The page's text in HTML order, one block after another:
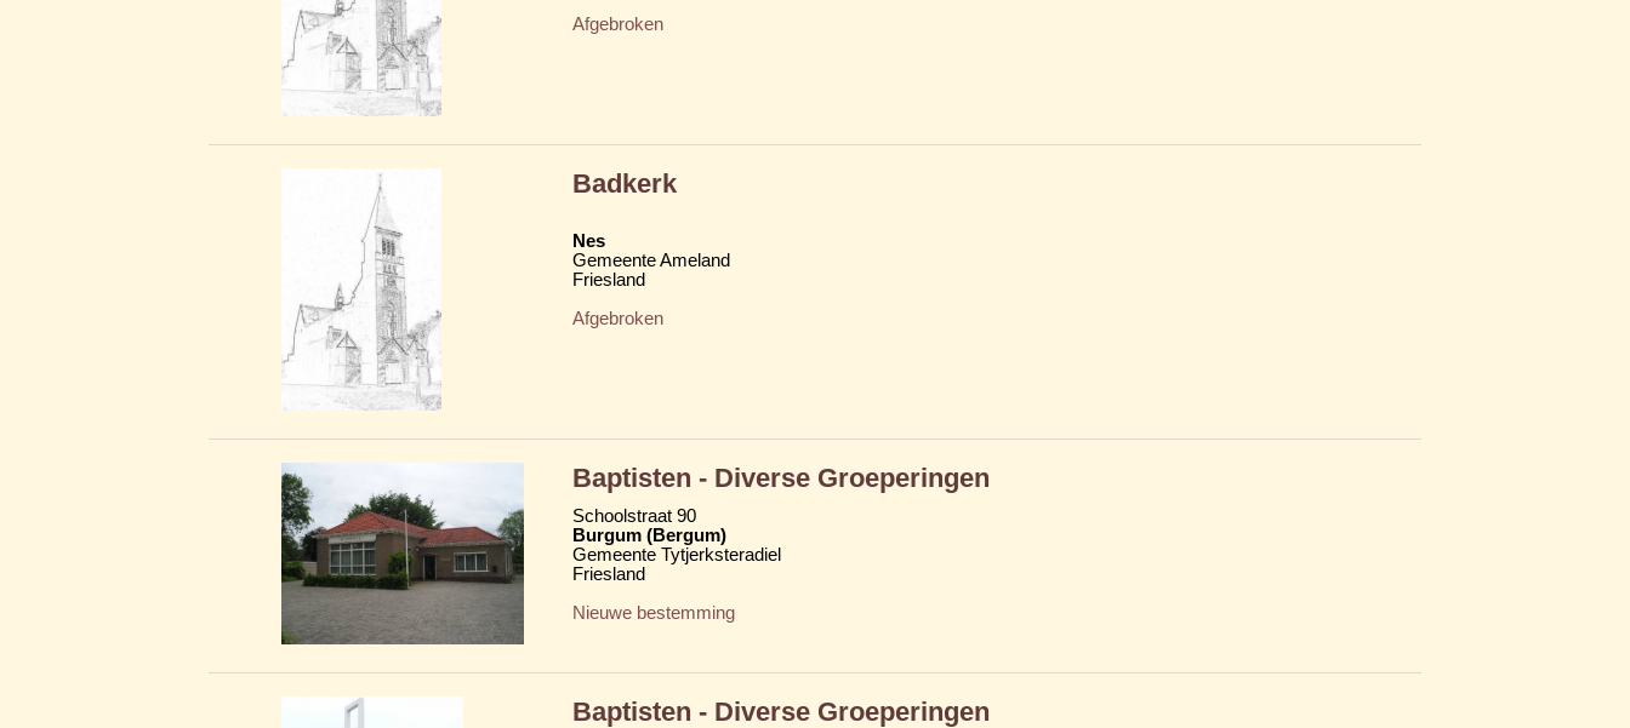
Afgebroken
Badkerk
Nes
Gemeente Ameland
Friesland
Afgebroken
Baptisten - Diverse Groeperingen
Schoolstraat 90
Burgum (Bergum)
Gemeente Tytjerksteradiel
Friesland
Nieuwe bestemming
Baptisten - Diverse Groeperingen